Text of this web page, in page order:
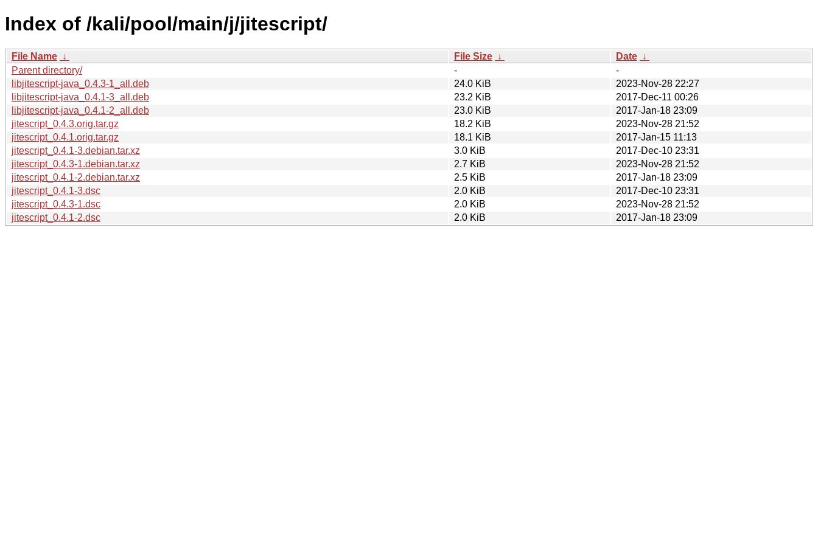
Index of /kali/pool/main/j/jitescript/
File Name ↓ File Size ↓ Date ↓
Parent directory/
-
-
libjitescript-java_0.4.3-1_all.deb
24.0 KiB
2023-Nov-28 22:27
libjitescript-java_0.4.1-3_all.deb
23.2 KiB
2017-Dec-11 00:26
libjitescript-java_0.4.1-2_all.deb
23.0 KiB
2017-Jan-18 23:09
jitescript_0.4.3.orig.tar.gz
18.2 KiB
2023-Nov-28 21:52
jitescript_0.4.1.orig.tar.gz
18.1 KiB
2017-Jan-15 11:13
jitescript_0.4.1-3.debian.tar.xz
3.0 KiB
2017-Dec-10 23:31
jitescript_0.4.3-1.debian.tar.xz
2.7 KiB
2023-Nov-28 21:52
jitescript_0.4.1-2.debian.tar.xz
2.5 KiB
2017-Jan-18 23:09
jitescript_0.4.1-3.dsc
2.0 KiB
2017-Dec-10 23:31
jitescript_0.4.3-1.dsc
2.0 KiB
2023-Nov-28 21:52
jitescript_0.4.1-2.dsc
2.0 KiB 2017-Jan-18 23:09